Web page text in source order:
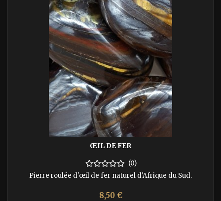
ŒIL DE FER
(0)
Pierre roulée d'œil de fer naturel d'Afrique du Sud.
Prix
8,50 €